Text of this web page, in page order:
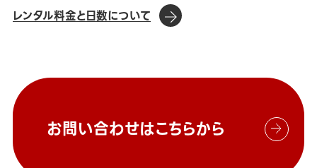
レンタル料金と日数について
お問い合わせはこちらから